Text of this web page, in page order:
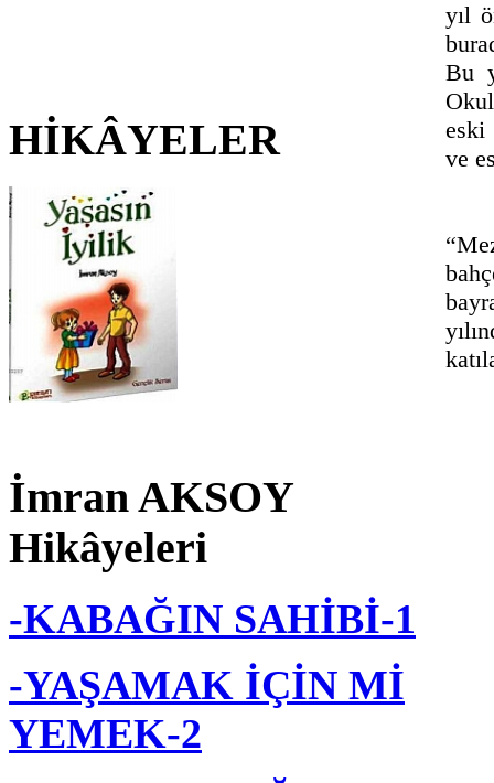
HİKÂYELER
İmran AKSOY
Hikâyeleri
-KABAĞIN SAHİBİ-1
-YAŞAMAK İÇİN Mİ
YEMEK-2
yıl
Bu
eski
ve